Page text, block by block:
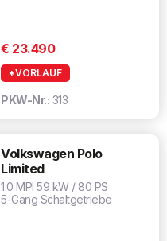
€ 23.490
*VORLAUF
PKW-Nr.: 313
Volkswagen Polo
Limited
1.0 MPI 59 kW / 80 PS
5-Gang Schaltgetriebe